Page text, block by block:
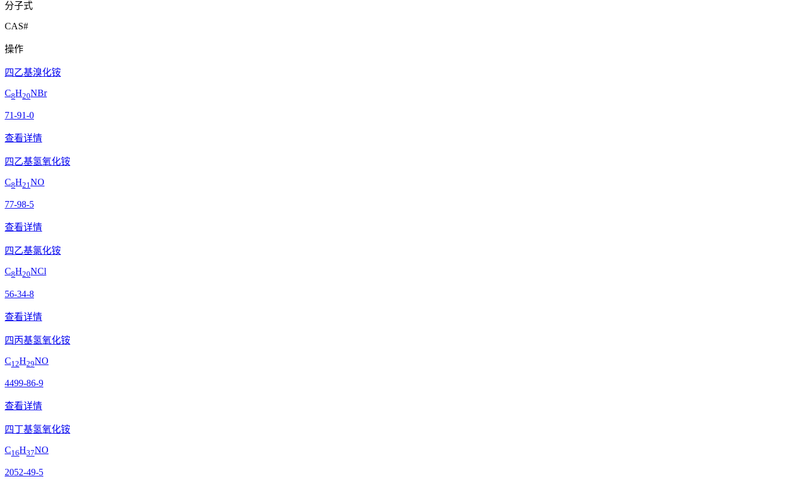
分子式
CAS#
操作
四乙基溴化铵
C8H20NBr
71-91-0
查看详情
四乙基氢氧化铵
C8H21NO
77-98-5
查看详情
四乙基氯化铵
C8H20NCl
56-34-8
查看详情
四丙基氢氧化铵
C12H29NO
4499-86-9
查看详情
四丁基氢氧化铵
C16H37NO
2052-49-5